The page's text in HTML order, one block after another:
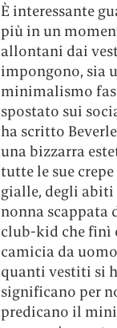
È interessante
più in un
allontani dai
impongono, sia
minimalismo
spostato sui
ha scritto
una bizzarra
tutte le sue
gialle, degli abiti
nonna scappata
club-kid che finì
camicia da
quanti vestiti si
significano per
predicano il